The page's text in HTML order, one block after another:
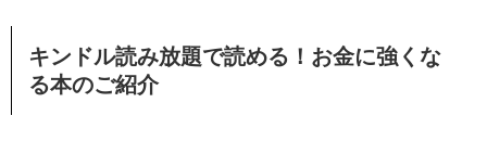
キンドル読み放題で読める！お金に強くな
る本のご紹介